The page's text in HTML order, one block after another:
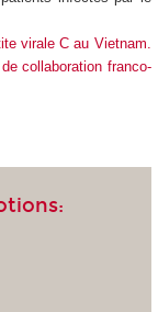
virale C au Vietnam.
collaboration franco-